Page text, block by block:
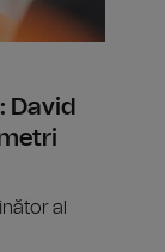
David
al